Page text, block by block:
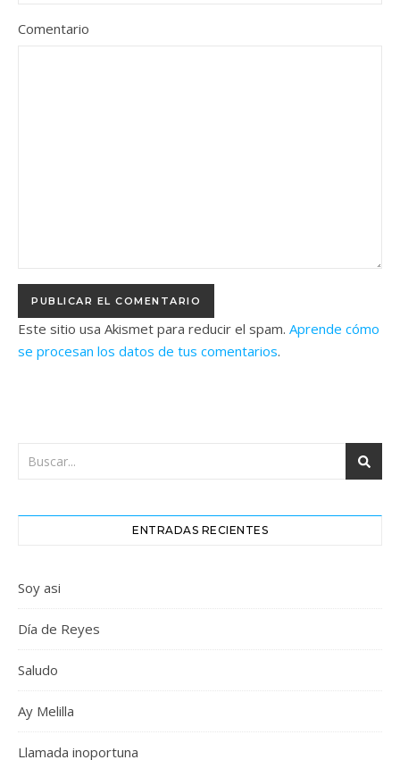
Comentario
Este sitio usa Akismet para reducir el spam. Aprende cómo
se procesan los datos de tus comentarios.
ENTRADAS RECIENTES
Soy asi
Día de Reyes
Saludo
Ay Melilla
Llamada inoportuna